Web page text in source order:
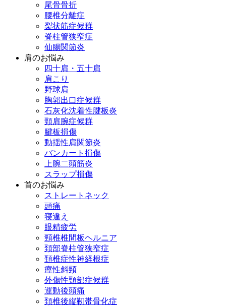
尾骨骨折
腰椎分離症
梨状筋症候群
脊柱管狭窄症
仙腸関節炎
肩のお悩み
四十肩・五十肩
肩こり
野球肩
胸郭出口症候群
石灰化沈着性腱板炎
頸肩腕症候群
腱板損傷
動揺性肩関節炎
バンカート損傷
上腕二頭筋炎
スラップ損傷
首のお悩み
ストレートネック
頭痛
寝違え
眼精疲労
頸椎椎間板ヘルニア
頚部脊柱管狭窄症
頚椎症性神経根症
痙性斜頸
外傷性頸部症候群
運動後頭痛
頚椎後縦靭帯骨化症